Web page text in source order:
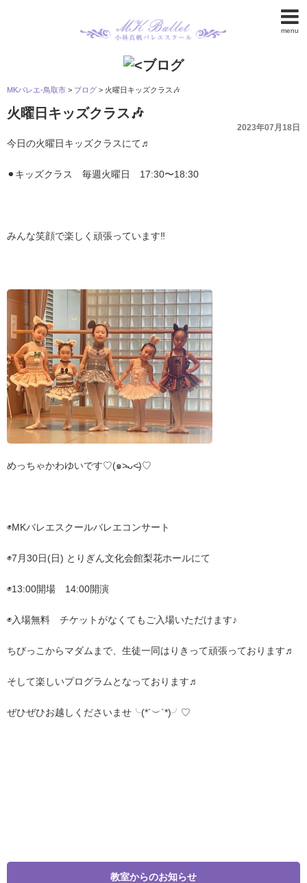
menu
MKバレエ-鳥取市 > ブログ > 火曜日キッズクラス🎶
火曜日キッズクラス🎶
2023年07月18日
今日の火曜日キッズクラスにて♬
⚫︎キッズクラス 毎週火曜日 17:30〜18:30
みんな笑顔で楽しく頑張っています‼︎
めっちゃかわゆいです♡(๑˃̵ᴗ˂̵)♡
◉MKバレエスクールバレエコンサート
◉7月30日(日) とりぎん文化会館梨花ホールにて
◉13:00開場 14:00開演
◉入場無料 チケットがなくてもご入場いただけます♪
ちびっこからマダムまで、生徒一同はりきって頑張っております♬
そして楽しいプログラムとなっております♬
ぜひぜひお越しくださいませ╰(*´︶`*)╯♡
教室からのお知らせ